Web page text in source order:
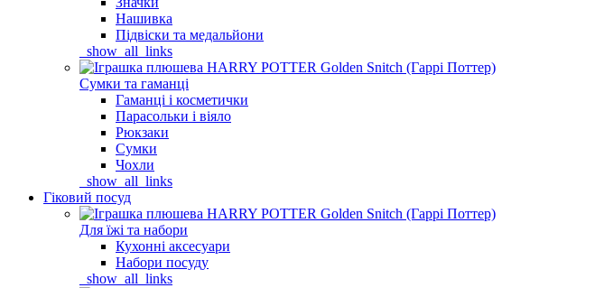
Нашивка
Підвіски та медальйони
_show_all_links
Сумки та гаманці
Гаманці і косметички
Парасольки і віяло
Рюкзаки
Сумки
Чохли
_show_all_links
Гіковий посуд
Для їжі та набори
Кухонні аксесуари
Набори посуду
_show_all_links